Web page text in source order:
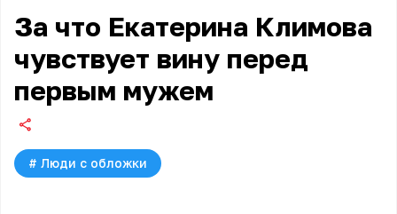
За что Екатерина Климова
чувствует вину перед
первым мужем
# Люди с обложки